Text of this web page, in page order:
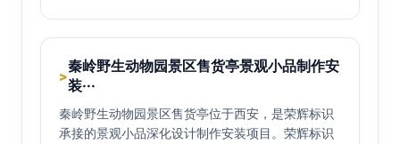
>
秦岭野生动物园景区售货亭景观小品制作安
装···
秦岭野生动物园景区售货亭位于西安，是荣辉标识
承接的景观小品深化设计制作安装项目。荣辉标识